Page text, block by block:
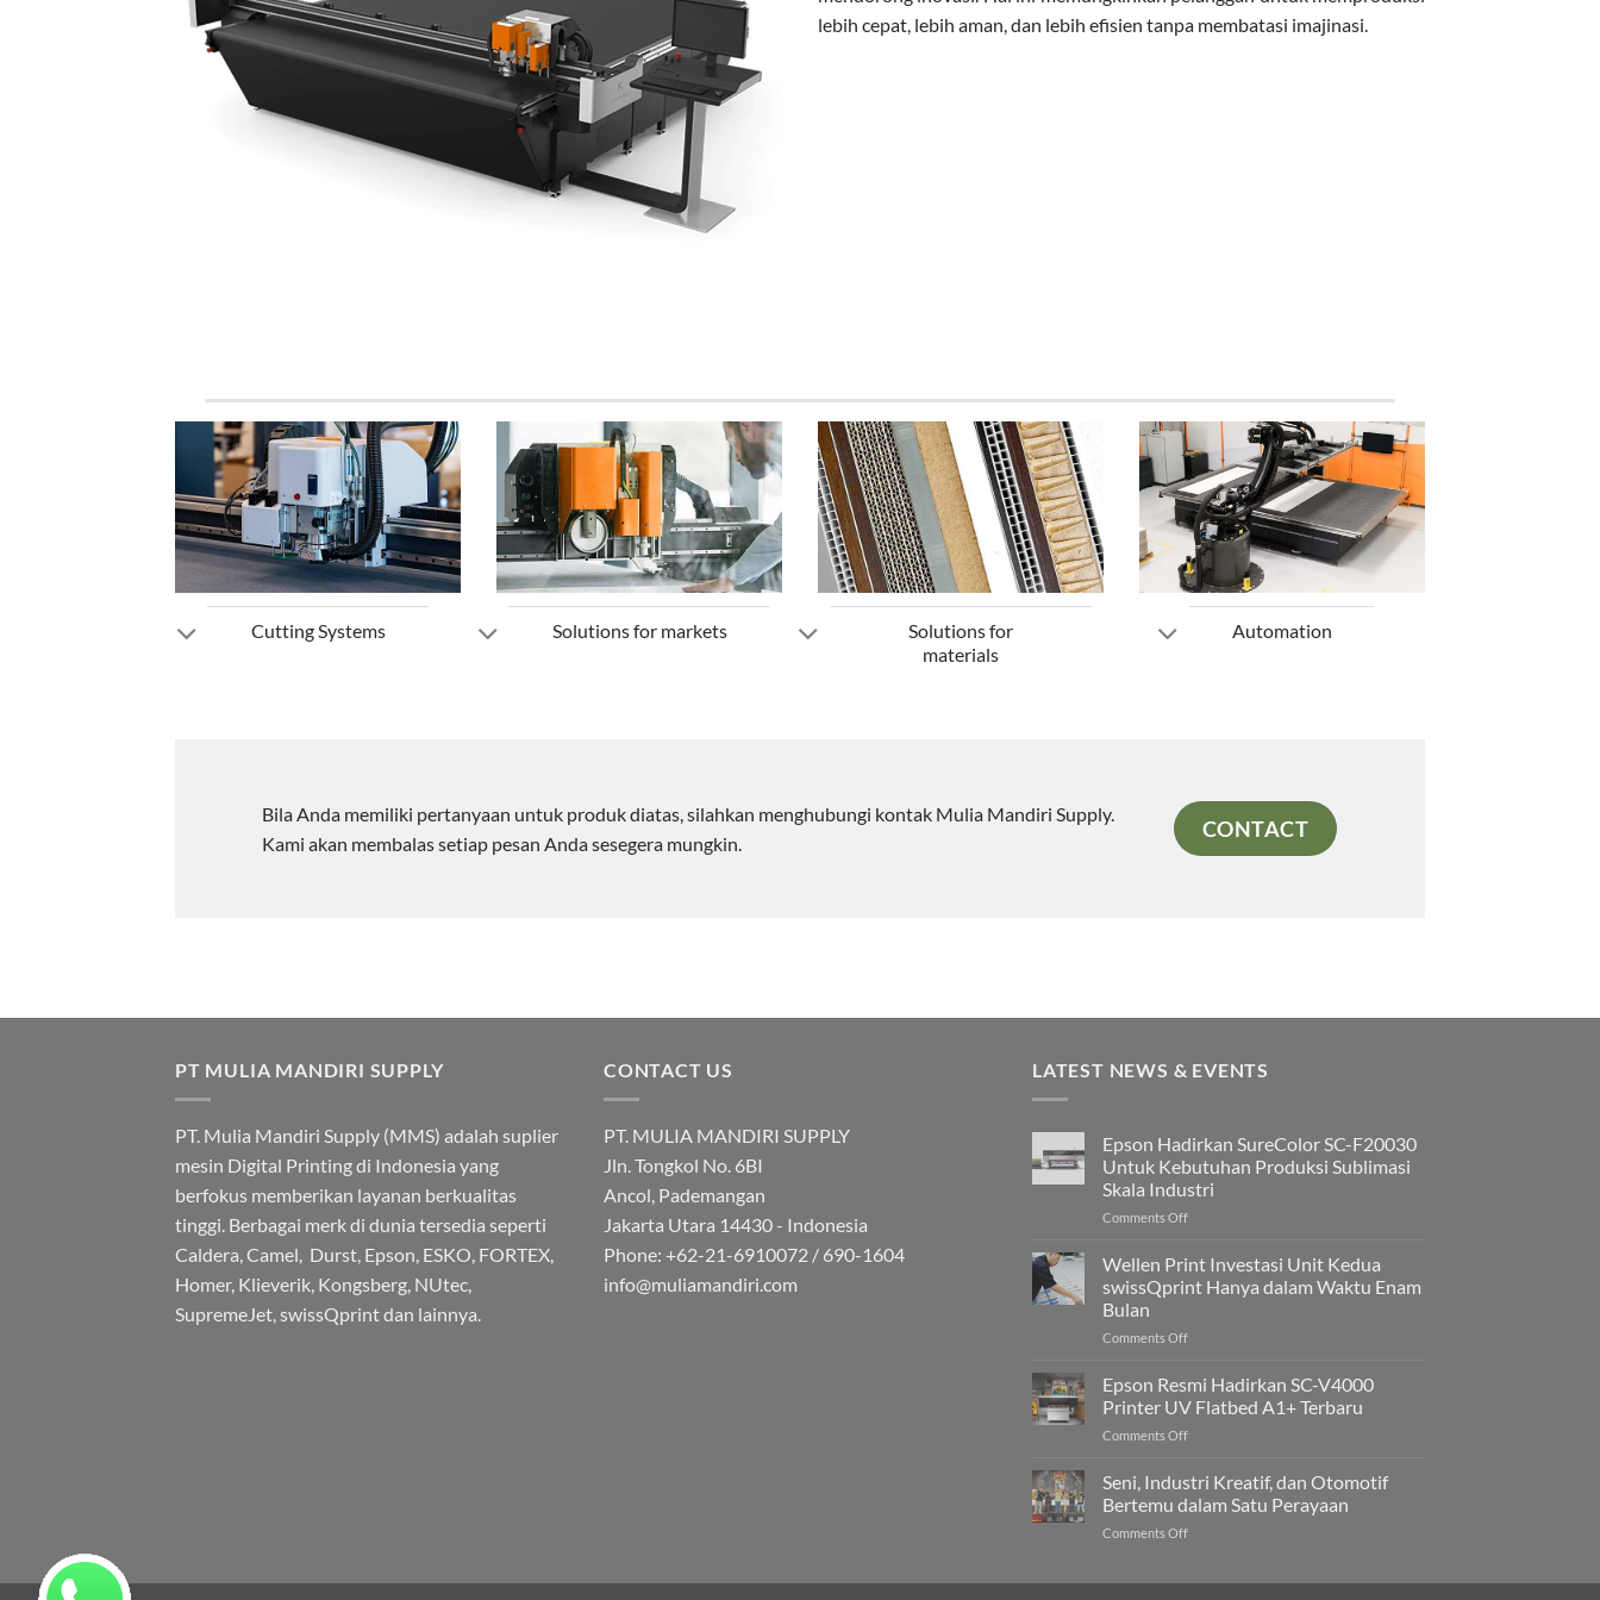
lebih cepat, lebih aman, dan lebih efisien tanpa membatasi imajinasi.
Cutting Systems Solutions for markets
Solutions for
materials
Automation
Bila Anda memiliki pertanyaan untuk produk diatas, silahkan menghubungi kontak Mulia Mandiri Supply.
Kami akan membalas setiap pesan Anda sesegera mungkin.
CONTACT
PT MULIA MANDIRI SUPPLY
PT. Mulia Mandiri Supply (MMS) adalah suplier
mesin Digital Printing di Indonesia yang
berfokus memberikan layanan berkualitas
tinggi. Berbagai merk di dunia tersedia seperti
Caldera, Camel, Durst, Epson, ESKO, FORTEX,
Homer, Klieverik, Kongsberg, NUtec,
SupremeJet, swissQprint dan lainnya.
CONTACT US
PT. MULIA MANDIRI SUPPLY
Jln. Tongkol No. 6BI
Ancol, Pademangan
Jakarta Utara 14430 - Indonesia
Phone: +62-21-6910072 / 690-1604
info@muliamandiri.com
LATEST NEWS & EVENTS
Epson Hadirkan SureColor SC-F20030
Untuk Kebutuhan Produksi Sublimasi
Skala Industri
Comments Offon
Hadirkan
SureColor
SC-
Untuk
Produksi
Skala
Industri
Wellen Print Investasi Unit Kedua
swissQprint Hanya dalam Waktu Enam
Bulan
Comments Offon
Print
Investasi
Unit
Kedua
Hanya
dalam
Epson Resmi Hadirkan SC-V4000
Printer UV Flatbed A1+ Terbaru
Comments Offon
Resmi
Hadirkan
SC-
V4000
Seni, Industri Kreatif, dan Otomotif
Bertemu dalam Satu Perayaan
Comments Offon